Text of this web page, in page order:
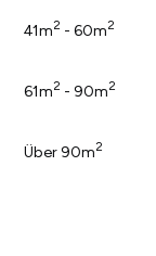
41m2 - 60m2
61m2 - 90m2
Über 90m2